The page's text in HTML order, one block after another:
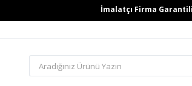
İmalatçı Firma Garantili